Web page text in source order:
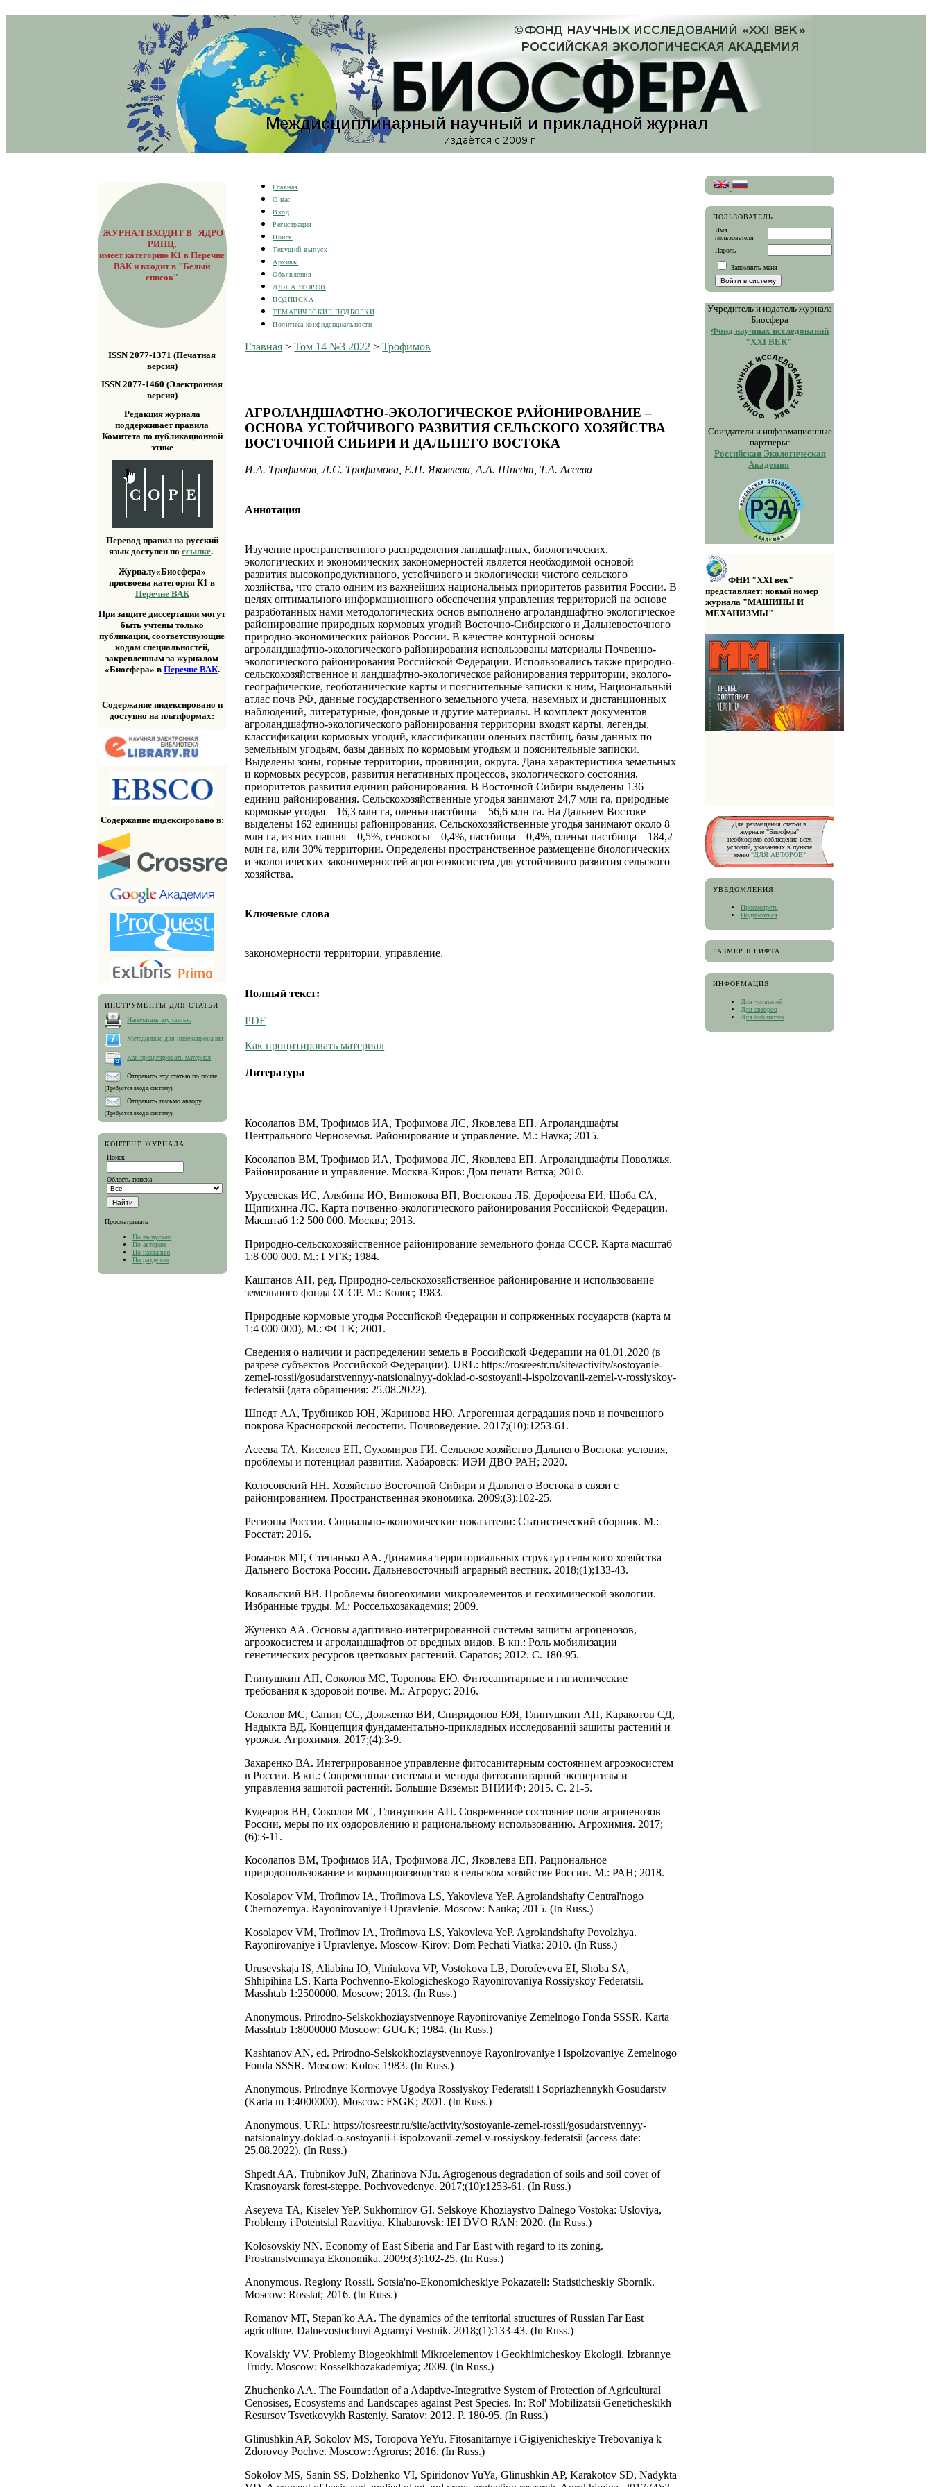
ЖУРНАЛ ВХОДИТ В ЯДРО
РИНЦ,
имеет категорию К1 в Перечне
ВАК и входит в "Белый
список"
ISSN 2077-1371 (Печатная
версия)
ISSN 2077-1460 (Электронная
версия)
Редакция журнала
поддерживает правила
Комитета по публикационной
этике
Перевод правил на русский
язык доступен поссылке.
Журналу«Биосфера»
присвоена категория К1 в
Перечне ВАК
При защите диссертации могут
быть учтены только
публикации, соответствующие
кодам специальностей,
закрепленным за журналом
«Биосфера» в Перечне ВАК.
Содержание индексировано и
доступно на платформах:
Содержание индексировано в:
ИНСТРУМЕНТЫ ДЛЯ СТАТЬИ
Напечатать эту статью
Метаданные для индексирования
Как процитировать материал
Отправить эту статью по почте
(Требуется вход в систему)
Отправить письмо автору
(Требуется вход в систему)
КОНТЕНТ ЖУРНАЛА
Поиск
Область поиска
Просматривать
По выпускам
По авторам
По названию
По разделам
ПОЛЬЗОВАТЕЛЬ
Имя
пользователя
Пароль
Запомнить меня
Учредитель и издатель журнала
Биосфера
Фонд научных исследований
"XXI ВЕК"
Соиздатели и информационные
партнеры:
Российская Экологическая
Академия
ФНИ "XXI век"
представляет: новый номер
журнала "МАШИНЫ И
МЕХАНИЗМЫ"
Для размещения статьи в
журнале "Биосфера"
необходимо соблюдение всех
условий, указанных в пункте
меню "ДЛЯ АВТОРОВ"
УВЕДОМЛЕНИЯ
Просмотреть
Подписаться
РАЗМЕР ШРИФТА
ИНФОРМАЦИЯ
Для читателей
Для авторов
Для библиотек
Главная
О нас
Вход
Регистрация
Поиск
Текущий выпуск
Архивы
Объявления
ДЛЯ АВТОРОВ
ПОДПИСКА
ТЕМАТИЧЕСКИЕ ПОДБОРКИ
Политика конфиденциальности
Главная >Том 14 №3 2022 >Трофимов
АГРОЛАНДШАФТНО-ЭКОЛОГИЧЕСКОЕ РАЙОНИРОВАНИЕ –
ОСНОВА УСТОЙЧИВОГО РАЗВИТИЯ СЕЛЬСКОГО ХОЗЯЙСТВА
ВОСТОЧНОЙ СИБИРИ И ДАЛЬНЕГО ВОСТОКА
И.А. Трофимов, Л.С. Трофимова, Е.П. Яковлева, А.А. Шпедт, Т.А. Асеева
Аннотация
Изучение пространственного распределения ландшафтных, биологических,
экологических и экономических закономерностей является необходимой основой
развития высокопродуктивного, устойчивого и экологически чистого сельского
хозяйства, что стало одним из важнейших национальных приоритетов развития России. В
целях оптимального информационного обеспечения управления территорией на основе
разработанных нами методологических основ выполнено агроландшафтно-экологическое
районирование природных кормовых угодий Восточно-Сибирского и Дальневосточного
природно-экономических районов России. В качестве контурной основы
агроландшафтно-экологического районирования использованы материалы Почвенно-
экологического районирования Российской Федерации. Использовались также природно-
сельскохозяйственное и ландшафтно-экологическое районирования территории, эколого-
географические, геоботанические карты и пояснительные записки к ним, Национальный
атлас почв РФ, данные государственного земельного учета, наземных и дистанционных
наблюдений, литературные, фондовые и другие материалы. В комплект документов
агроландшафтно-экологического районирования территории входят карты, легенды,
классификации кормовых угодий, классификации оленьих пастбищ, базы данных по
земельным угодьям, базы данных по кормовым угодьям и пояснительные записки.
Выделены зоны, горные территории, провинции, округа. Дана характеристика земельных
и кормовых ресурсов, развития негативных процессов, экологического состояния,
приоритетов развития единиц районирования. В Восточной Сибири выделены 136
единиц районирования. Сельскохозяйственные угодья занимают 24,7 млн га, природные
кормовые угодья – 16,3 млн га, оленьи пастбища – 56,6 млн га. На Дальнем Востоке
выделены 162 единицы районирования. Сельскохозяйственные угодья занимают около 8
млн га, из них пашня – 0,5%, сенокосы – 0,4%, пастбища – 0,4%, оленьи пастбища – 184,2
млн га, или 30% территории. Определены пространственное размещение биологических
и экологических закономерностей агрогеоэкосистем для устойчивого развития сельского
хозяйства.
Ключевые слова
закономерности территории, управление.
Полный текст:
PDF
Как процитировать материал
Литература
Косолапов ВМ, Трофимов ИА, Трофимова ЛС, Яковлева ЕП. Агроландшафты
Центрального Черноземья. Районирование и управление. М.: Наука; 2015.
Косолапов ВМ, Трофимов ИА, Трофимова ЛС, Яковлева ЕП. Агроландшафты Поволжья.
Районирование и управление. Москва-Киров: Дом печати Вятка; 2010.
Урусевская ИС, Алябина ИО, Винюкова ВП, Востокова ЛБ, Дорофеева ЕИ, Шоба СА,
Щипихина ЛС. Карта почвенно-экологического районирования Российской Федерации.
Масштаб 1:2 500 000. Москва; 2013.
Природно-сельскохозяйственное районирование земельного фонда СССР. Карта масштаб
1:8 000 000. М.: ГУГК; 1984.
Каштанов АН, ред. Природно-сельскохозяйственное районирование и использование
земельного фонда СССР. М.: Колос; 1983.
Природные кормовые угодья Российской Федерации и сопряженных государств (карта м
1:4 000 000), М.: ФСГК; 2001.
Сведения о наличии и распределении земель в Российской Федерации на 01.01.2020 (в
разрезе субъектов Российской Федерации). URL: https://rosreestr.ru/site/activity/sostoyanie-
zemel-rossii/gosudarstvennyy-natsionalnyy-doklad-o-sostoyanii-i-ispolzovanii-zemel-v-rossiyskoy-
federatsii (дата обращения: 25.08.2022).
Шпедт АА, Трубников ЮН, Жаринова НЮ. Агрогенная деградация почв и почвенного
покрова Красноярской лесостепи. Почвоведение. 2017;(10):1253-61.
Асеева ТА, Киселев ЕП, Сухомиров ГИ. Сельское хозяйство Дальнего Востока: условия,
проблемы и потенциал развития. Хабаровск: ИЭИ ДВО РАН; 2020.
Колосовский НН. Хозяйство Восточной Сибири и Дальнего Востока в связи с
районированием. Пространственная экономика. 2009;(3):102-25.
Регионы России. Социально-экономические показатели: Статистический сборник. М.:
Росстат; 2016.
Романов МТ, Степанько АА. Динамика территориальных структур сельского хозяйства
Дальнего Востока России. Дальневосточный аграрный вестник. 2018;(1);133-43.
Ковальский ВВ. Проблемы биогеохимии микроэлементов и геохимической экологии.
Избранные труды. М.: Россельхозакадемия; 2009.
Жученко АА. Основы адаптивно-интегрированной системы защиты агроценозов,
агроэкосистем и агроландшафтов от вредных видов. В кн.: Роль мобилизации
генетических ресурсов цветковых растений. Саратов; 2012. С. 180-95.
Глинушкин АП, Соколов МС, Торопова ЕЮ. Фитосанитарные и гигиенические
требования к здоровой почве. М.: Агрорус; 2016.
Соколов МС, Санин СС, Долженко ВИ, Спиридонов ЮЯ, Глинушкин АП, Каракотов СД,
Надыкта ВД. Концепция фундаментально-прикладных исследований защиты растений и
урожая. Агрохимия. 2017;(4):3-9.
Захаренко ВА. Интегрированное управление фитосанитарным состоянием агроэкосистем
в России. В кн.: Современные системы и методы фитосанитарной экспертизы и
управления защитой растений. Большие Вязёмы: ВНИИФ; 2015. С. 21-5.
Кудеяров ВН, Соколов МС, Глинушкин АП. Современное состояние почв агроценозов
России, меры по их оздоровлению и рациональному использованию. Агрохимия. 2017;
(6):3-11.
Косолапов ВМ, Трофимов ИА, Трофимова ЛС, Яковлева ЕП. Рациональное
природопользование и кормопроизводство в сельском хозяйстве России. М.: РАН; 2018.
Kosolapov VM, Trofimov IA, Trofimova LS, Yakovleva YeP. Agrolandshafty Central'nogo
Chernozemya. Rayonirovaniye i Upravlenie. Moscow: Nauka; 2015. (In Russ.)
Kosolapov VM, Trofimov IA, Trofimova LS, Yakovleva YeP. Agrolandshafty Povolzhya.
Rayonirovaniye i Upravlenye. Moscow-Kirov: Dom Pechati Viatka; 2010. (In Russ.)
Urusevskaja IS, Aliabina IO, Viniukova VP, Vostokova LB, Dorofeyeva EI, Shoba SA,
Shhipihina LS. Karta Pochvenno-Ekologicheskogo Rayonirovaniya Rossiyskoy Federatsii.
Masshtab 1:2500000. Moscow; 2013. (In Russ.)
Anonymous. Prirodno-Selskokhoziaystvennoye Rayonirovaniye Zemelnogo Fonda SSSR. Karta
Masshtab 1:8000000 Moscow: GUGK; 1984. (In Russ.)
Kashtanov AN, ed. Prirodno-Selskokhoziaystvennoye Rayonirovaniye i Ispolzovaniye Zemelnogo
Fonda SSSR. Moscow: Kolos: 1983. (In Russ.)
Anonymous. Prirodnye Kormovye Ugodya Rossiyskoy Federatsii i Sopriazhennykh Gosudarstv
(Karta m 1:4000000). Moscow: FSGK; 2001. (In Russ.)
Anonymous. URL: https://rosreestr.ru/site/activity/sostoyanie-zemel-rossii/gosudarstvennyy-
natsionalnyy-doklad-o-sostoyanii-i-ispolzovanii-zemel-v-rossiyskoy-federatsii (access date:
25.08.2022). (In Russ.)
Shpedt AA, Trubnikov JuN, Zharinova NJu. Agrogenous degradation of soils and soil cover of
Krasnoyarsk forest-steppe. Pochvovedenye. 2017;(10):1253-61. (In Russ.)
Aseyeva TA, Kiselev YeP, Sukhomirov GI. Selskoye Khoziaystvo Dalnego Vostoka: Usloviya,
Problemy i Potentsial Razvitiya. Khabarovsk: IEI DVO RAN; 2020. (In Russ.)
Kolosovskiy NN. Economy of East Siberia and Far East with regard to its zoning.
Prostranstvennaya Ekonomika. 2009:(3):102-25. (In Russ.)
Anonymous. Regiony Rossii. Sotsia'no-Ekonomicheskiye Pokazateli: Statisticheskiy Sbornik.
Moscow: Rosstat; 2016. (In Russ.)
Romanov MT, Stepan'ko AA. The dynamics of the territorial structures of Russian Far East
agriculture. Dalnevostochnyi Agrarnyi Vestnik. 2018;(1):133-43. (In Russ.)
Kovalskiy VV. Problemy Biogeokhimii Mikroelementov i Geokhimicheskoy Ekologii. Izbrannye
Trudy. Moscow: Rosselkhozakademiya; 2009. (In Russ.)
Zhuchenko AA. The Foundation of a Adaptive-Integrative System of Protection of Agricultural
Cenosises, Ecosystems and Landscapes against Pest Species. In: Rol' Mobilizatsii Geneticheskikh
Resursov Tsvetkovykh Rasteniy. Saratov; 2012. P. 180-95. (In Russ.)
Glinushkin AP, Sokolov MS, Toropova YeYu. Fitosanitarnye i Gigiyenicheskiye Trebovaniya k
Zdorovoy Pochve. Moscow: Agrorus; 2016. (In Russ.)
Sokolov MS, Sanin SS, Dolzhenko VI, Spiridonov YuYa, Glinushkin AP, Karakotov SD, Nadykta